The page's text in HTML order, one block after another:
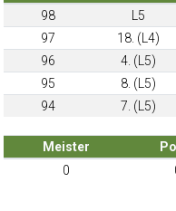
98
L5
97
18. (L4)
96
4. (L5)
95
8. (L5)
94
7. (L5)
Meister
0